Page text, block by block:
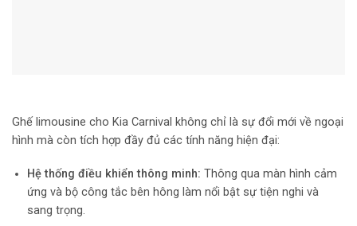
Ghế limousine cho Kia Carnival không chỉ là sự đổi mới về ngoại
hình mà còn tích hợp đầy đủ các tính năng hiện đại:
Hệ thống điều khiển thông minh: Thông qua màn hình cảm
ứng và bộ công tắc bên hông làm nổi bật sự tiện nghi và
sang trọng.